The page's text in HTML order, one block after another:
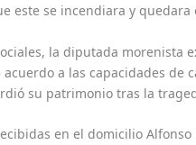
este se incendiara y quedara
la diputada morenista
acuerdo a las capacidades
su patrimonio tras la
en el domicilio